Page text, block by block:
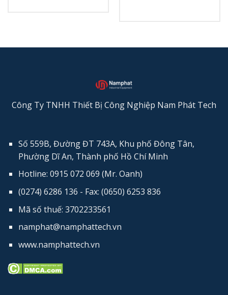
Công Ty TNHH Thiết Bị Công Nghiệp Nam Phát Tech
Số 559B, Đường ĐT 743A, Khu phố Đông Tân,
Phường Dĩ An, Thành phố Hồ Chí Minh
Hotline: 0915 072 069 (Mr. Oanh)
(0274) 6286 136 - Fax: (0650) 6253​ 836
Mã số thuế: 3702233561
namphat@namphattech.vn
www.namphattech.vn